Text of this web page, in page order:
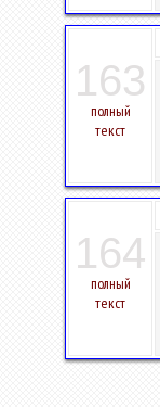
163
полный
текст
164
полный
текст